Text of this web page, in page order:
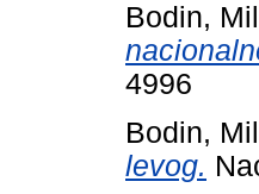
Bodin,
4996
Bodin,
levog.